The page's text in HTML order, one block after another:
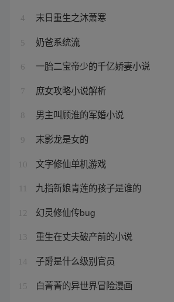
4 末日重生之沐萧寒
5 奶爸系统流
6 一胎二宝帝少的千亿娇妻小说
7 庶女攻略小说解析
8 男主叫顾淮的军婚小说
9 末影龙是女的
10 文字修仙单机游戏
九指新娘青莲的孩子是谁的
12 幻灵修仙传bug
13 重生在丈夫破产前的小说
14 子爵是什么级别官员
15 白菁菁的异世界冒险漫画